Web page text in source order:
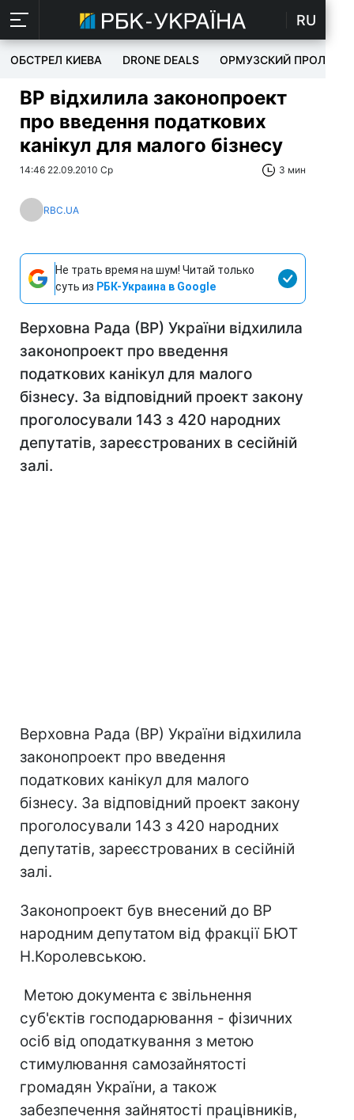
RU
ОБСТРЕЛ КИЕВА DRONE DEALS ОРМУЗСКИЙ ПРОЛИВ
ВР відхилила законопроект
про введення податкових
канікул для малого бізнесу
14:46 22.09.2010 Ср 3 мин
RBC.UA
Не трать время на шум! Читай только
суть из РБК-Украина в Google
Верховна Рада (ВР) України відхилила
законопроект про введення
податкових канікул для малого
бізнесу. За відповідний проект закону
проголосували 143 з 420 народних
депутатів, зареєстрованих в сесійній
залі.
Верховна Рада (ВР) України відхилила
законопроект про введення
податкових канікул для малого
бізнесу. За відповідний проект закону
проголосували 143 з 420 народних
депутатів, зареєстрованих в сесійній
залі.
Законопроект був внесений до ВР
народним депутатом від фракції БЮТ
Н.Королевською.
Метою документа є звільнення
суб'єктів господарювання - фізичних
осіб від оподаткування з метою
стимулювання самозайнятості
громадян України, а також
забезпечення зайнятості працівників,